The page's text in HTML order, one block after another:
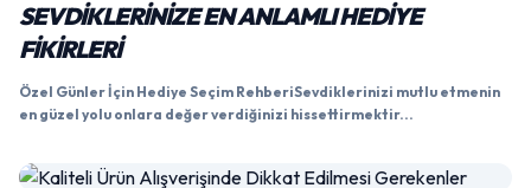
SEVDIKLERINIZE EN ANLAMLI HEDIYE
FIKIRLERI
Özel Günler İçin Hediye Seçim RehberiSevdiklerinizi mutlu etmenin
en güzel yolu onlara değer verdiğinizi hissettirmektir...